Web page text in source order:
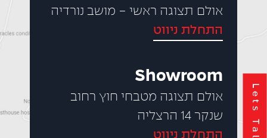
אולם תצוגה ראשי - מושב נורדיה
התחלת ניווט
Showroom
אולם תצוגה מטבחי חוץ רחוב
שנקר 14 הרצליה
התחלת ניווט
Lets Talk